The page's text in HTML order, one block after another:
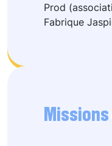
Prod
Fabrique
Missions